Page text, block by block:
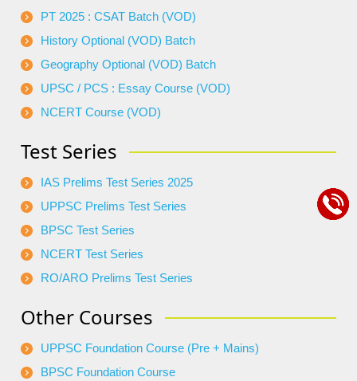
PT 2025 : CSAT Batch (VOD)
History Optional (VOD) Batch
Geography Optional (VOD) Batch
UPSC / PCS : Essay Course (VOD)
NCERT Course (VOD)
Test Series
IAS Prelims Test Series 2025
UPPSC Prelims Test Series
BPSC Test Series
NCERT Test Series
RO/ARO Prelims Test Series
Other Courses
UPPSC Foundation Course (Pre + Mains)
BPSC Foundation Course